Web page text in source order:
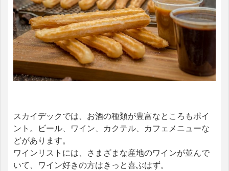
スカイデックでは、お酒の種類が豊富なところもポイ
ント。ビール、ワイン、カクテル、カフェメニューな
どがあります。
ワインリストには、さまざまな産地のワインが並んで
いて、ワイン好きの方はきっと喜ぶはず。